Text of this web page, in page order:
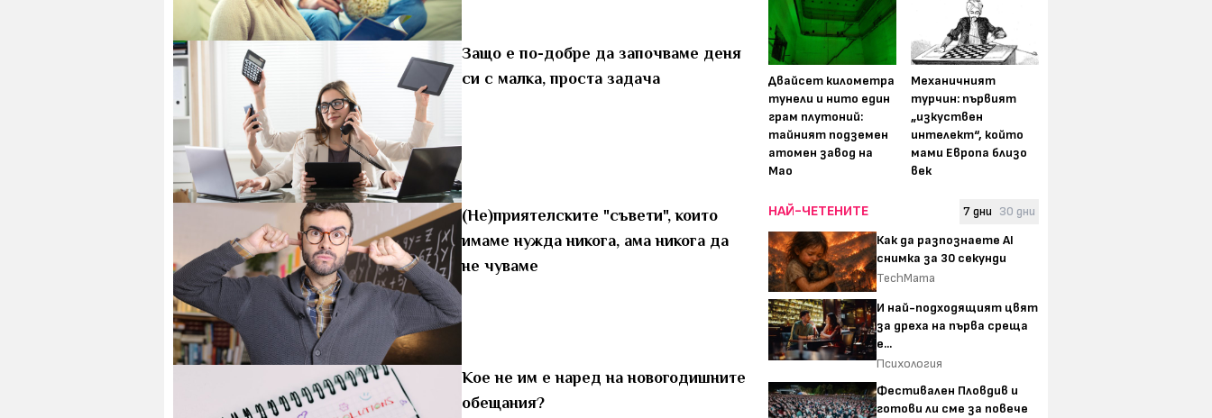
Защо е по-добре да започваме деня
си с малка, проста задача
(Не)приятелските "съвети", които
имаме нужда никога, ама никога да
не чуваме
Кое не им е наред на новогодишните
обещания?
Двайсет километра
тунели и нито един
грам плутоний:
тайният подземен
атомен завод на
Мао
Механичният
турчин: първият
„изкуствен
интелект“, който
мами Европа близо
век
НАЙ-ЧЕТЕНИТЕ 7 дни 30 дни
Как да разпознаете AI
снимка за 30 секунди
TechMama
И най-подходящият цвят
за дреха на първа среща
е...
Психология
Фестивален Пловдив и
готови ли сме за повече